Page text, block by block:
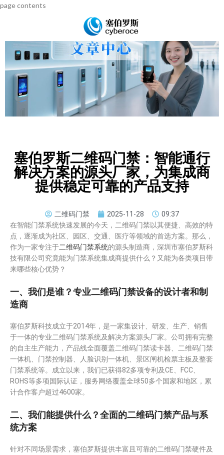
page contents
塞伯罗斯二维码门禁：智能通行
解决方案的源头厂家，为集成商
提供稳定可靠的产品支持
二维码门禁 2025-11-28
09:37
在智能门禁系统快速发展的今天，二维码门禁以其便捷、高效的特
点，逐渐成为社区、园区、交通、医疗等领域的首选方案。那么，
作为一家专注于二维码门禁系统的源头制造商，深圳市塞伯罗斯科
技有限公司究竟能为门禁系统集成商提供什么？又能为各类项目带
来哪些核心优势？
一、我们是谁？专业二维码门禁设备的设计者和制
造商
塞伯罗斯科技成立于2014年，是一家集设计、研发、生产、销售
于一体的专业二维码门禁系统及解决方案源头厂家。公司拥有完整
的自主生产能力，产品线全面覆盖二维码门禁读卡器、二维码门禁
一体机、门禁控制器、人脸识别一体机、景区闸机检票主板及整套
门禁系统等。成立以来，我们已获得82多项专利及CE、FCC、
ROHS等多项国际认证，服务网络覆盖全球50多个国家和地区，累
计合作客户超过4600家。
二、我们能提供什么？全面的二维码门禁产品与系
统方案
针对不同场景需求，塞伯罗斯提供丰富且可靠的二维码门禁硬件及